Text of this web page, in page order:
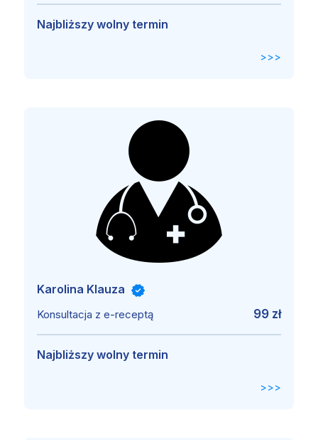
Najbliższy wolny termin
>>>
Karolina Klauza
Konsultacja z e-receptą 99 zł
Najbliższy wolny termin
>>>